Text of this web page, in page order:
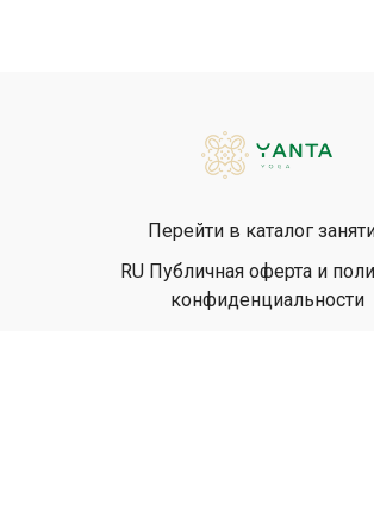
Перейти в каталог
RU Публичная оферта и
конфиденциальности